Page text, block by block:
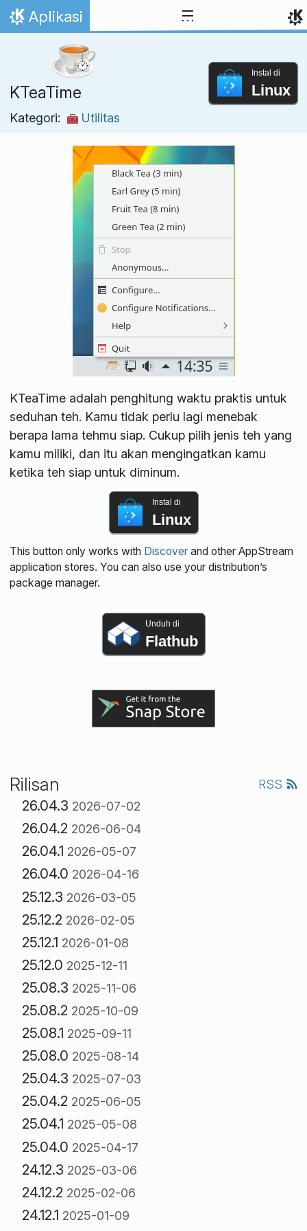
Lewati ke konten
Beranda
Aplikasi
KTeaTime
Kategori: Utilitas
Instal di
Linux
KTeaTime adalah penghitung waktu praktis untuk
seduhan teh. Kamu tidak perlu lagi menebak
berapa lama tehmu siap. Cukup pilih jenis teh yang
kamu miliki, dan itu akan mengingatkan kamu
ketika teh siap untuk diminum.
Instal di
Linux
This button only works with Discoverand other AppStream
application stores. You can also use your distribution’s
package manager.
Unduh di
Flathub
Rilisan RSS
26.04.3 2026-07-02
26.04.2 2026-06-04
26.04.1 2026-05-07
26.04.0 2026-04-16
25.12.3 2026-03-05
25.12.2 2026-02-05
25.12.1 2026-01-08
25.12.0 2025-12-11
25.08.3 2025-11-06
25.08.2 2025-10-09
25.08.1 2025-09-11
25.08.0 2025-08-14
25.04.3 2025-07-03
25.04.2 2025-06-05
25.04.1 2025-05-08
25.04.0 2025-04-17
24.12.3 2025-03-06
24.12.2 2025-02-06
24.12.1 2025-01-09